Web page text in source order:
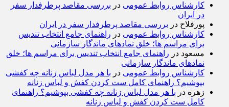
کارشناس روابط عمومی در بررسی مقاصد پرطرفدار سفر
در ایران
پورفلاح در بررسی مقاصد پرطرفدار سفر در ایران
کارشناس روابط عمومی در راهنمای جامع انتخاب تندیس
برای مراسم ها؛ خلق نمادهای ماندگار سازمانی
مسعود در راهنمای جامع انتخاب تندیس برای مراسم ها؛ خلق
نمادهای ماندگار سازمانی
کارشناس روابط عمومی در با هر مدل لباس زنانه چه کفشی
بپوشیم؟ راهنمای کامل ست کردن کفش و لباس زنانه
زهره در با هر مدل لباس زنانه چه کفشی بپوشیم؟ راهنمای
کامل ست کردن کفش و لباس زنانه